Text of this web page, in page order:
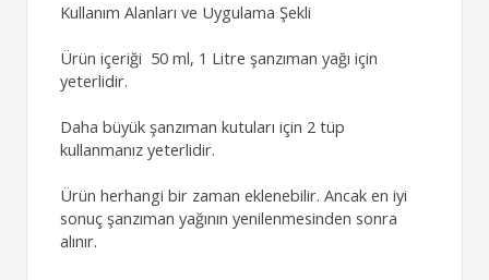
Kullanım Alanları ve Uygulama Şekli
Ürün içeriği 50 ml, 1 Litre şanzıman yağı için
yeterlidir.
Daha büyük şanzıman kutuları için 2 tüp
kullanmanız yeterlidir.
Ürün herhangi bir zaman eklenebilir. Ancak en iyi
sonuç şanzıman yağının yenilenmesinden sonra
alınır.